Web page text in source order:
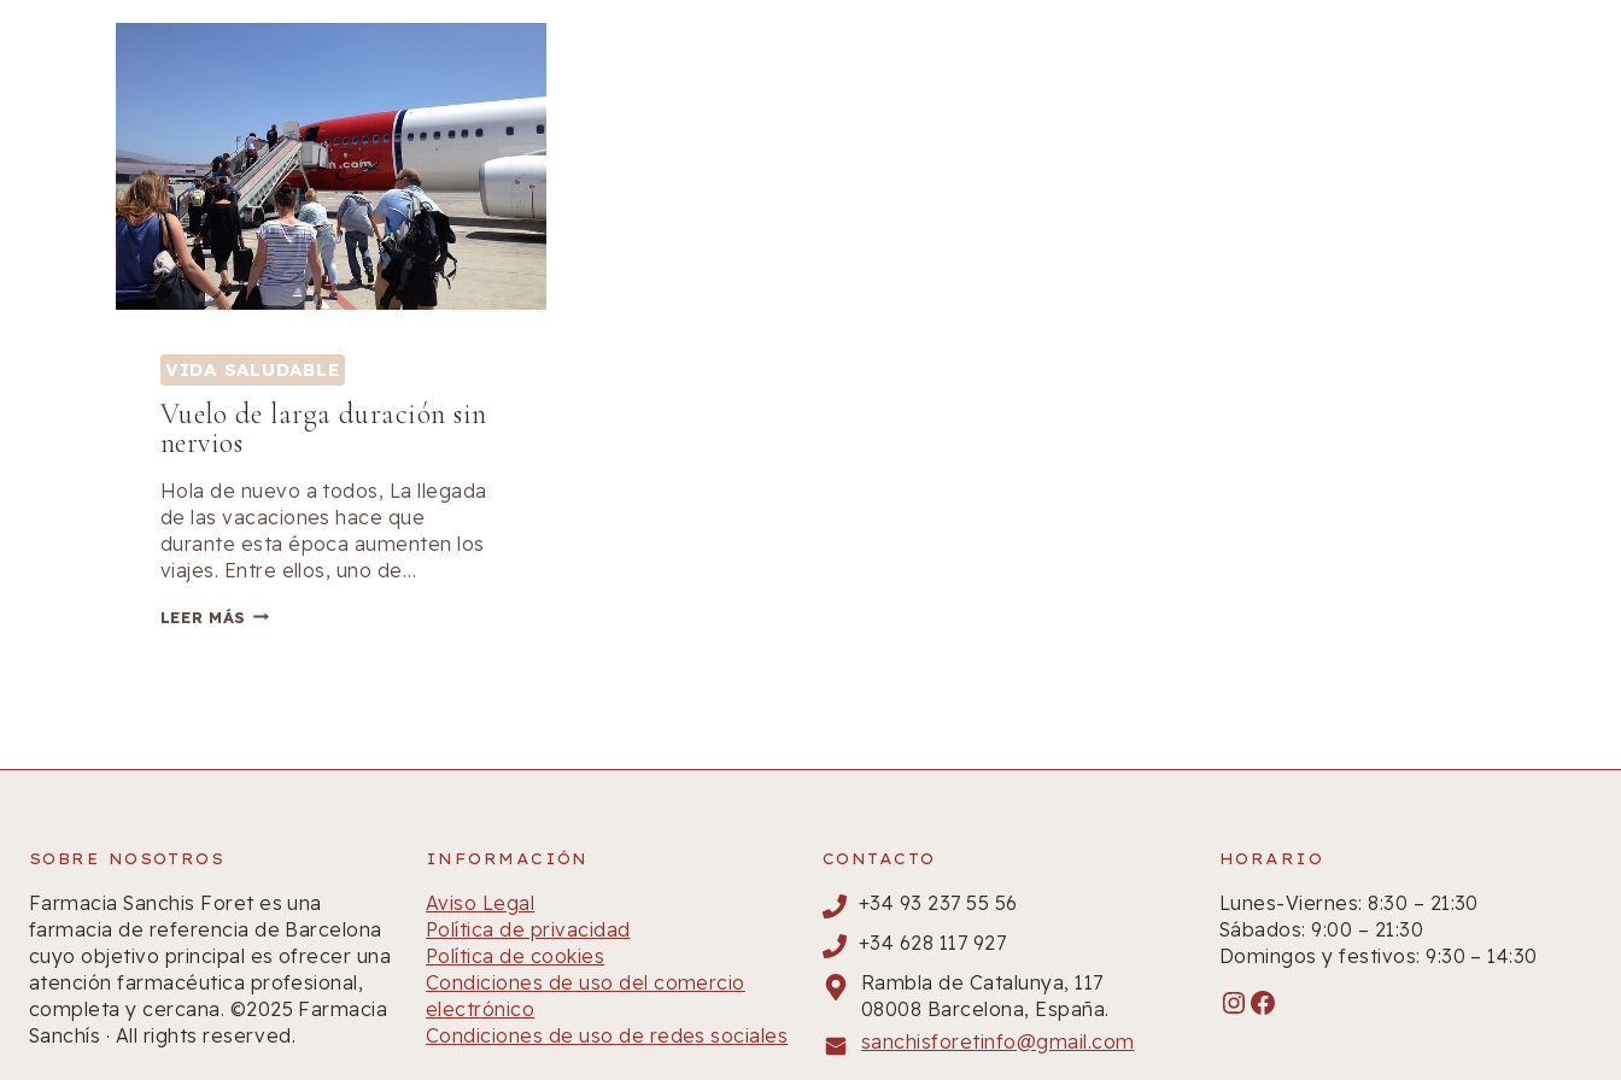
VIDA SALUDABLE
Vuelo de larga duración sin
nervios
Hola de nuevo a todos, La llegada
de las vacaciones hace que
durante esta época aumenten los
viajes. Entre ellos, uno de…
LEER MÁS VUELO
SOBRE NOSOTROS
Farmacia Sanchis Foret es una
farmacia de referencia de Barcelona
cuyo objetivo principal es ofrecer una
atención farmacéutica profesional,
completa y cercana. ©2025 Farmacia
Sanchís · All rights reserved.
INFORMACIÓN
Aviso Legal
Política de privacidad
Política de cookies
Condiciones de uso del comercio
electrónico
Condiciones de uso de redes sociales
CONTACTO
+34 93 237 55 56
+34 628 117 927
Rambla de Catalunya, 117
08008 Barcelona, España.
sanchisforetinfo@gmail.com
HORARIO
Lunes-Viernes: 8:30 – 21:30
Sábados: 9:00 – 21:30
Domingos y festivos: 9:30 – 14:30
Instagram
Facebook